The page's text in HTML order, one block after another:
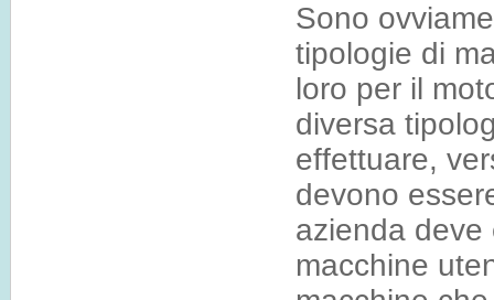
Sono
tipologie di
loro per il
diversa
effettuare,
devono
azienda deve
macchine